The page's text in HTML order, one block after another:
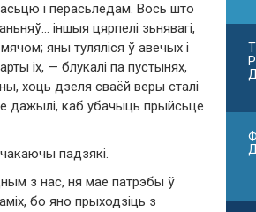
і перасьледам. Вось што
іншыя цярпелі зьнявагі,
мячом; яны туляліся ў авечых і
іх, — блукалі па пустынях,
хоць дзеля сваёй веры сталі
дажылі, каб убачыць прыйсьце
падзякі.
з нас, ня мае патрэбы ў
бо яно прыходзіць з